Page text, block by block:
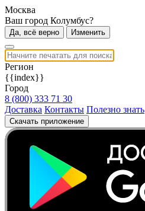
Москва
Ваш город Колумбус?
Да, всё верно Изменить
Регион
{{index}}
Город
8 (800) 333 71 30
Доставка Контакты Полезно знать
Скачать приложение